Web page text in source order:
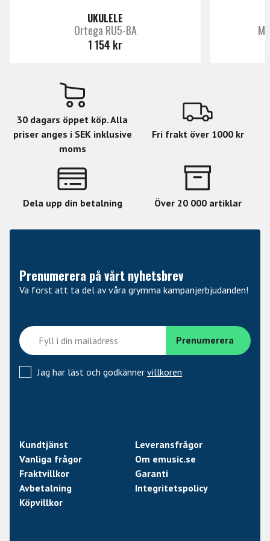
UKULELE
Ortega RU5-BA
1 154 kr
30 dagars öppet köp. Alla
priser anges i SEK inklusive
moms
Fri frakt över 1000 kr
Dela upp din betalning Över 20 000 artiklar
Prenumerera på vårt nyhetsbrev
Va först att ta del av våra grymma kampanjerbjudanden!
Jag har läst och godkänner villkoren
Kundtjänst
Leveransfrågor
Vanliga frågor
Om emusic.se
Fraktvillkor
Garanti
Avbetalning
Integritetspolicy
Köpvillkor